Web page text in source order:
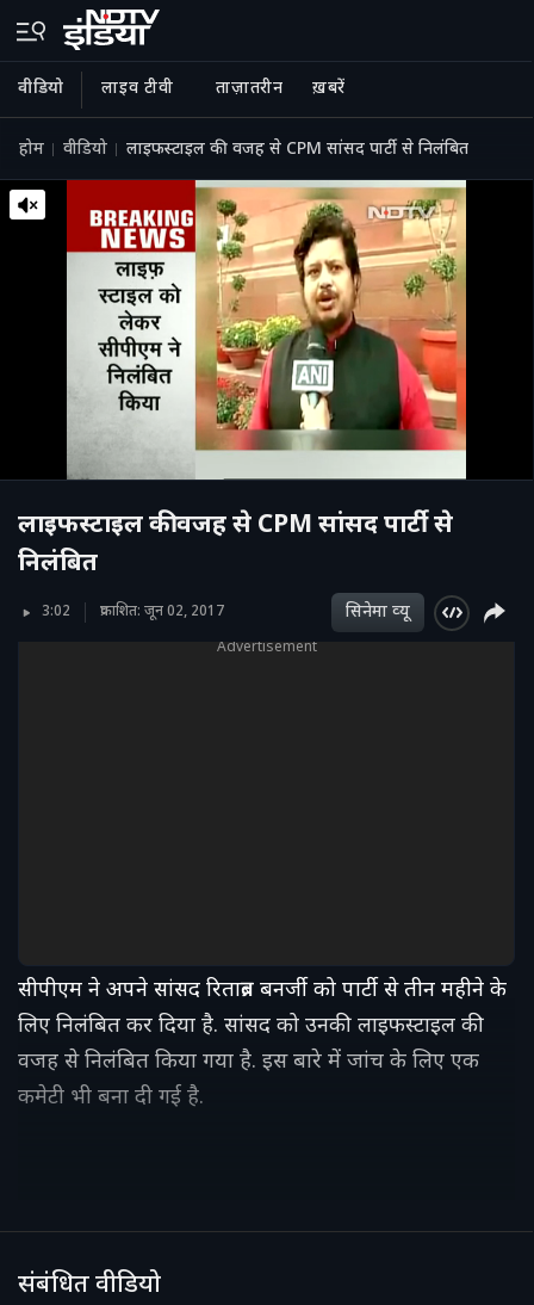
वीडियो लाइव टीवी ताज़ातरीन ख़बरें
होम वीडियो लाइफस्टाइल की वजह से CPM सांसद पार्टी से निलंबित
लाइफस्टाइल की वजह से CPM सांसद पार्टी से
निलंबित
3:02 प्रकाशित: जून 02, 2017 सिनेमा व्‍यू
Advertisement
सीपीएम ने अपने सांसद रिताब्रत बनर्जी को पार्टी से तीन महीने के
लिए निलंबित कर दिया है. सांसद को उनकी लाइफस्टाइल की
वजह से निलंबित किया गया है. इस बारे में जांच के लिए एक
कमेटी भी बना दी गई है.
संबंधित वीडियो